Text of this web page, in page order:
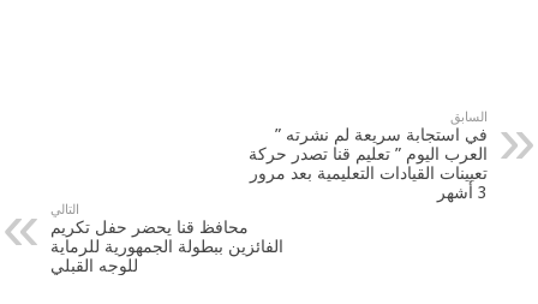
السابق
في استجابة سريعة لم نشرته ”
العرب اليوم ” تعليم قنا تصدر حركة
تعيينات القيادات التعليمية بعد مرور
3 أشهر
التالي
محافظ قنا يحضر حفل تكريم
الفائزين ببطولة الجمهورية للرماية
للوجه القبلي